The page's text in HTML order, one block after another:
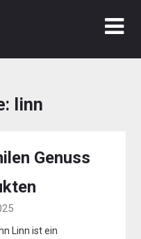
linn
Genuss
Linn ist ein